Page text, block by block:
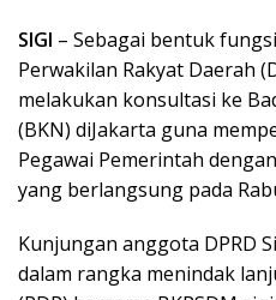
SIGI – Sebagai bentuk
Perwakilan Rakyat Daerah
melakukan konsultasi ke
(BKN) diJakarta guna
Pegawai Pemerintah
yang berlangsung pada
Kunjungan anggota DPRD
dalam rangka menindak